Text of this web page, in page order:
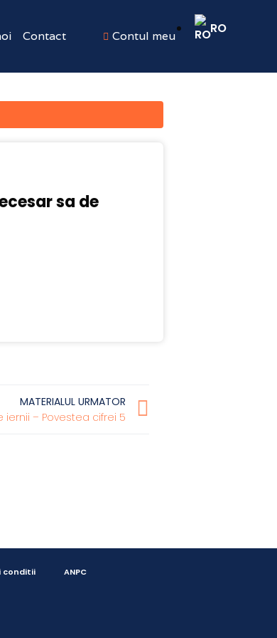
Contact Contul meu RO
sa de
MATERIALUL URMATOR
iernii – Povestea cifrei 5
conditii ANPC